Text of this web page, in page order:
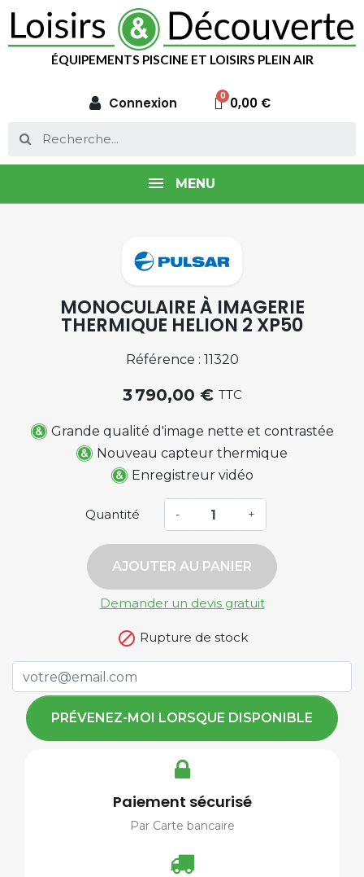
ÉQUIPEMENTS PISCINE ET LOISIRS PLEIN AIR
Connexion 0,00 €
MENU
MONOCULAIRE À IMAGERIE
THERMIQUE HELION 2 XP50
Référence : 11320
3 790,00 € TTC
Grande qualité d'image nette et contrastée
Nouveau capteur thermique
Enregistreur vidéo
Quantité - +
AJOUTER AU PANIER
Demander un devis gratuit
 Rupture de stock
PRÉVENEZ-MOI LORSQUE DISPONIBLE
Paiement sécurisé
Par Carte bancaire